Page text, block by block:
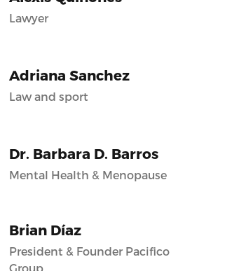
Lawyer
Adriana Sanchez
Law and sport
Dr. Barbara D. Barros
Mental Health & Menopause
Brian Díaz
President & Founder Pacifico
Group